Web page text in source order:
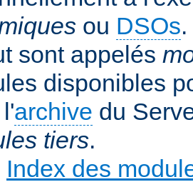
ou DSOs
sont appelés
disponibles
archive du
tiers.
Index des